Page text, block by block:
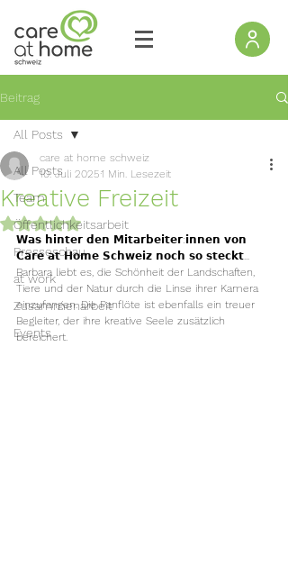
Beitrag
All Posts
Team
Öffentlichkeitsarbeit
Presseschau
at work
Zusammenarbeit
Events
All Posts
Kreative Freizeit
care at home schweiz
10. Juli 20251 Min. Lesezeit
Mit NaN von 5 Sternen bewertet.
𝗪𝗮𝘀 𝗵𝗶𝗻𝘁𝗲𝗿 𝗱𝗲𝗻 𝗠𝗶𝘁𝗮𝗿𝗯𝗲𝗶𝘁𝗲𝗿:𝗶𝗻𝗻𝗲𝗻 𝘃𝗼𝗻
𝗖𝗮𝗿𝗲 𝗮𝘁 𝗛𝗼𝗺𝗲 𝗦𝗰𝗵𝘄𝗲𝗶𝘇 𝗻𝗼𝗰𝗵 𝘀𝗼 𝘀𝘁𝗲𝗰𝗸𝘁...
Barbara liebt es, die Schönheit der Landschaften,
Tiere und der Natur durch die Linse ihrer Kamera
einzufangen. Die Panflöte ist ebenfalls ein treuer
Begleiter, der ihre kreative Seele zusätzlich
bereichert.